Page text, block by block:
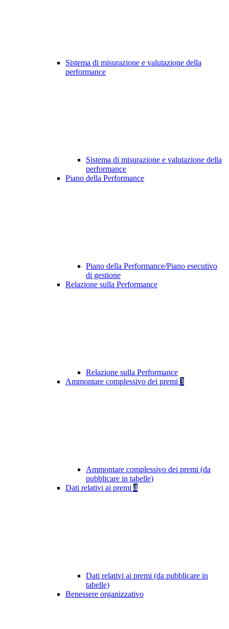
Sistema di misurazione e valutazione della
performance
Sistema di misurazione e valutazione della
performance
Piano della Performance
Piano della Performance/Piano esecutivo
di gestione
Relazione sulla Performance
Relazione sulla Performance
Ammontare complessivo dei premi 3
Ammontare complessivo dei premi (da
pubblicare in tabelle)
Dati relativi ai premi 4
Dati relativi ai premi (da pubblicare in
tabelle)
Benessere organizzativo